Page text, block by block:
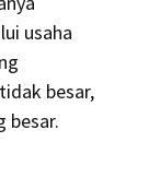
usaha
besar,
besar.